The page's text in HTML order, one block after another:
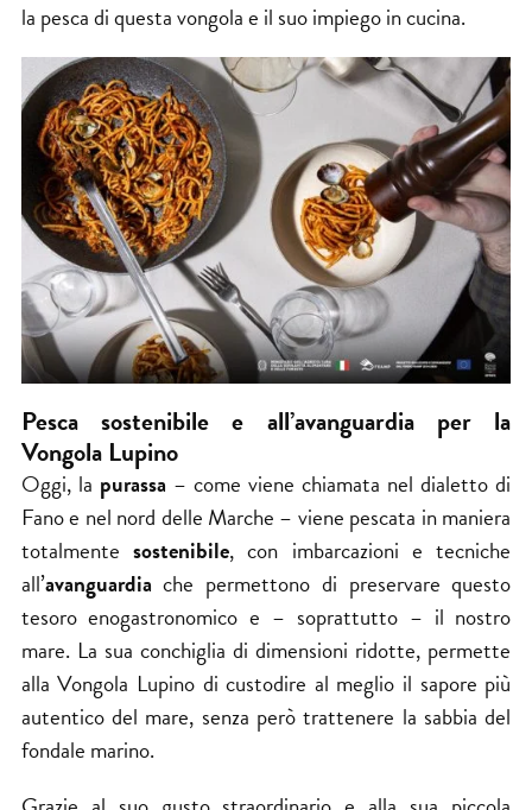
la pesca di questa vongola e il suo impiego in cucina.
Pesca sostenibile e all’avanguardia per la
Vongola Lupino
Oggi, la purassa – come viene chiamata nel dialetto di
Fano e nel nord delle Marche – viene pescata in maniera
totalmente sostenibile, con imbarcazioni e tecniche
all’avanguardia che permettono di preservare questo
tesoro enogastronomico e – soprattutto – il nostro
mare. La sua conchiglia di dimensioni ridotte, permette
alla Vongola Lupino di custodire al meglio il sapore più
autentico del mare, senza però trattenere la sabbia del
fondale marino.